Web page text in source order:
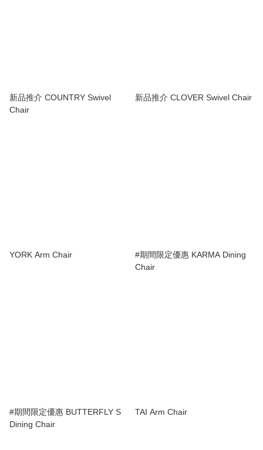
新品推介 COUNTRY Swivel
Chair
新品推介 CLOVER Swivel Chair
YORK Arm Chair
#期間限定優惠 KARMA Dining
Chair
#期間限定優惠 BUTTERFLY S
Dining Chair
TAI Arm Chair